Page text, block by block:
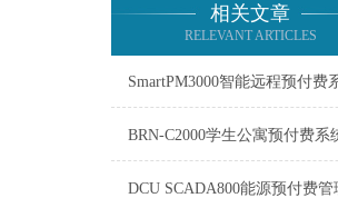
相关文章
RELEVANT ARTICLES